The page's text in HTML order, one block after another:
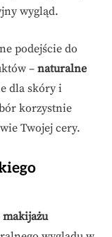
wygląd.
podejście do
– naturalne
dla skóry i
korzystnie
Twojej cery.
makijażu